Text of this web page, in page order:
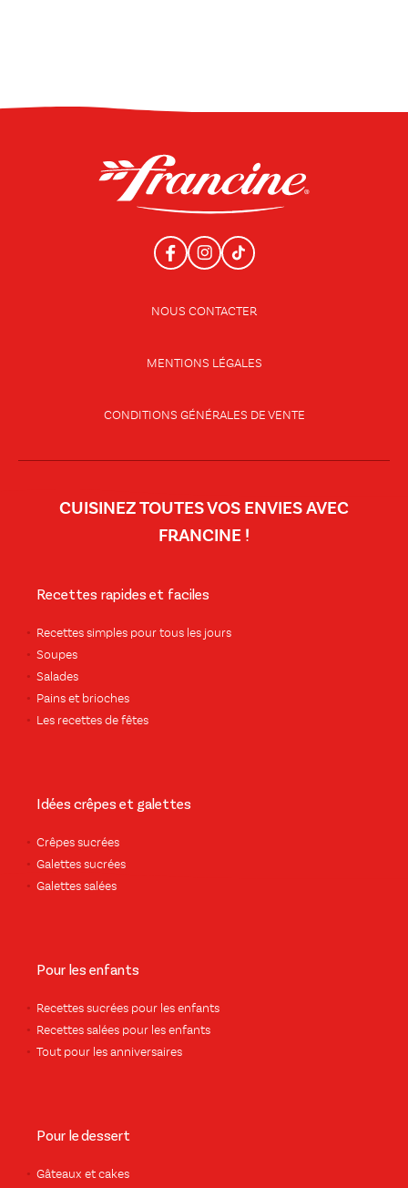
NOUS CONTACTER
MENTIONS LÉGALES
CONDITIONS GÉNÉRALES DE VENTE
CUISINEZ TOUTES VOS ENVIES AVEC
FRANCINE !
Recettes rapides et faciles
Recettes simples pour tous les jours
Soupes
Salades
Pains et brioches
Les recettes de fêtes
Idées crêpes et galettes
Crêpes sucrées
Galettes sucrées
Galettes salées
Pour les enfants
Recettes sucrées pour les enfants
Recettes salées pour les enfants
Tout pour les anniversaires
Pour le dessert
Gâteaux et cakes